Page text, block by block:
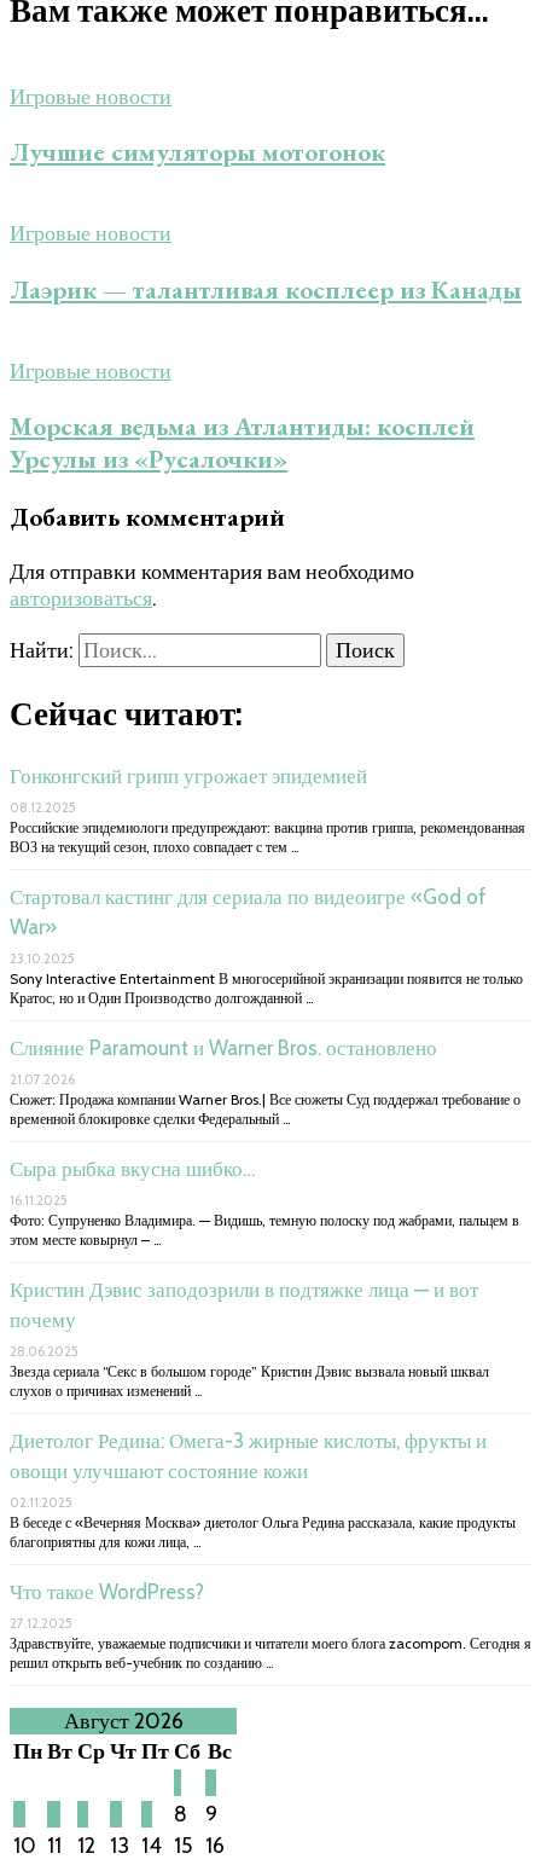
Вам также может понравиться...
Игровые новости
Лучшие симуляторы мотогонок
Игровые новости
Лаэрик — талантливая косплеер из Канады
Игровые новости
Морская ведьма из Атлантиды: косплей
Урсулы из «Русалочки»
Добавить комментарий
Для отправки комментария вам необходимо
авторизоваться.
Найти:
Сейчас читают:
Гонконгский грипп угрожает эпидемией
08.12.2025
Российские эпидемиологи предупреждают: вакцина против гриппа, рекомендованная
ВОЗ на текущий сезон, плохо совпадает с тем …
Стартовал кастинг для сериала по видеоигре «God of
War»
23.10.2025
Sony Interactive Entertainment В многосерийной экранизации появится не только
Кратос, но и Один Производство долгожданной …
Слияние Paramount и Warner Bros. остановлено
21.07.2026
Сюжет: Продажа компании Warner Bros.| Все сюжеты Суд поддержал требование о
временной блокировке сделки Федеральный …
Сыра рыбка вкусна шибко…
16.11.2025
Фото: Супруненко Владимира. — Видишь, темную полоску под жабрами, пальцем в
этом месте ковырнул – …
Кристин Дэвис заподозрили в подтяжке лица — и вот
почему
28.06.2025
Звезда сериала “Секс в большом городе” Кристин Дэвис вызвала новый шквал
слухов о причинах изменений …
Диетолог Редина: Омега-3 жирные кислоты, фрукты и
овощи улучшают состояние кожи
02.11.2025
В беседе с «Вечерняя Москва» диетолог Ольга Редина рассказала, какие продукты
благоприятны для кожи лица, …
Что такое WordPress?
27.12.2025
Здравствуйте, уважаемые подписчики и читатели моего блога zacompom. Сегодня я
решил открыть веб-учебник по созданию …
Август 2026
ПнВтСрЧтПтСб Вс
8
9
10 11 12 13 14 15 16